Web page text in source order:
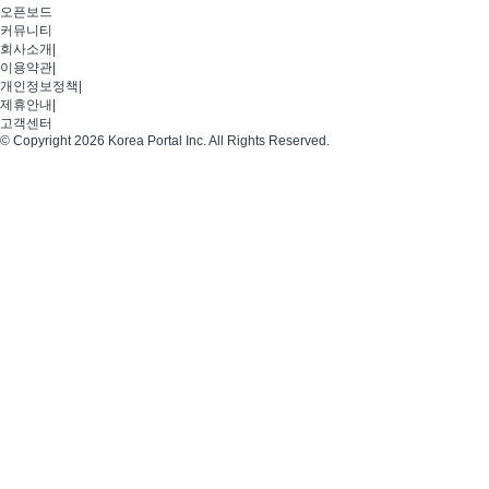
오픈보드
커뮤니티
회사소개
이용약관
개인정보정책
제휴안내
고객센터
© Copyright 2026 Korea Portal Inc. All Rights Reserved.